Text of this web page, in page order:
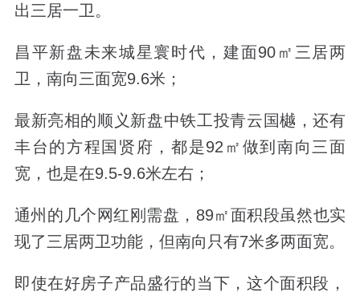
出三居一卫。
昌平新盘未来城星寰时代，建面90㎡三居两
卫，南向三面宽9.6米；
最新亮相的顺义新盘中铁工投青云国樾，还有
丰台的方程国贤府，都是92㎡做到南向三面
宽，也是在9.5-9.6米左右；
通州的几个网红刚需盘，89㎡面积段虽然也实
现了三居两卫功能，但南向只有7米多两面宽。
即使在好房子产品盛行的当下，这个面积段，